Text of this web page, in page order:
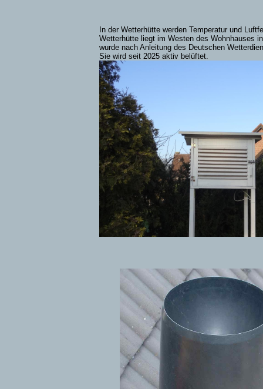
In der Wetterhütte werden Temperatur und
Wetterhütte liegt im Westen des Wohnhauses
wurde nach Anleitung des Deutschen
Sie wird seit 2025 aktiv belüftet.